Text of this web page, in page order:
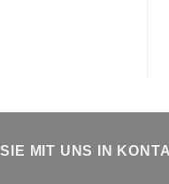
MIT UNS IN